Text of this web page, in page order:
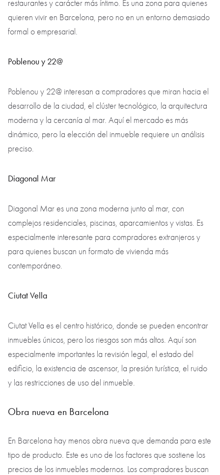
restaurantes y carácter más íntimo. Es una zona para quienes
quieren vivir en Barcelona, pero no en un entorno demasiado
formal o empresarial.
Poblenou y 22@
Poblenou y 22@ interesan a compradores que miran hacia el
desarrollo de la ciudad, el clúster tecnológico, la arquitectura
moderna y la cercanía al mar. Aquí el mercado es más
dinámico, pero la elección del inmueble requiere un análisis
preciso.
Diagonal Mar
Diagonal Mar es una zona moderna junto al mar, con
complejos residenciales, piscinas, aparcamientos y vistas. Es
especialmente interesante para compradores extranjeros y
para quienes buscan un formato de vivienda más
contemporáneo.
Ciutat Vella
Ciutat Vella es el centro histórico, donde se pueden encontrar
inmuebles únicos, pero los riesgos son más altos. Aquí son
especialmente importantes la revisión legal, el estado del
edificio, la existencia de ascensor, la presión turística, el ruido
y las restricciones de uso del inmueble.
Obra nueva en Barcelona
En Barcelona hay menos obra nueva que demanda para este
tipo de producto. Este es uno de los factores que sostiene los
precios de los inmuebles modernos. Los compradores buscan